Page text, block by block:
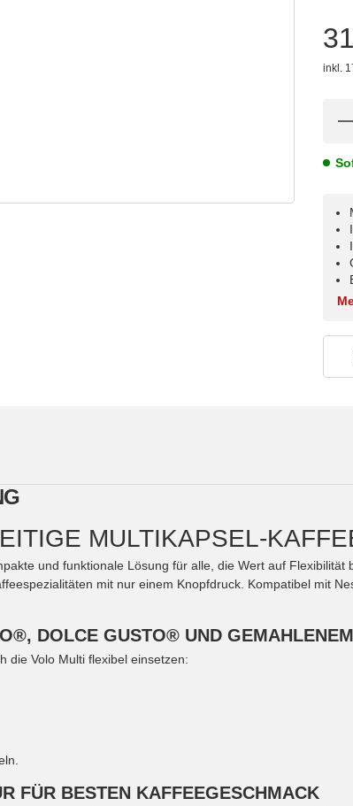
inkl.
MULTIKAPSEL-
und funktionale Lösung für alle, die Wert auf Flexibilität
mit nur einem Knopfdruck. Kompatibel mit
DOLCE GUSTO® UND
die Volo Multi flexibel einsetzen:
FÜR BESTEN KAFFEEGESCHMACK